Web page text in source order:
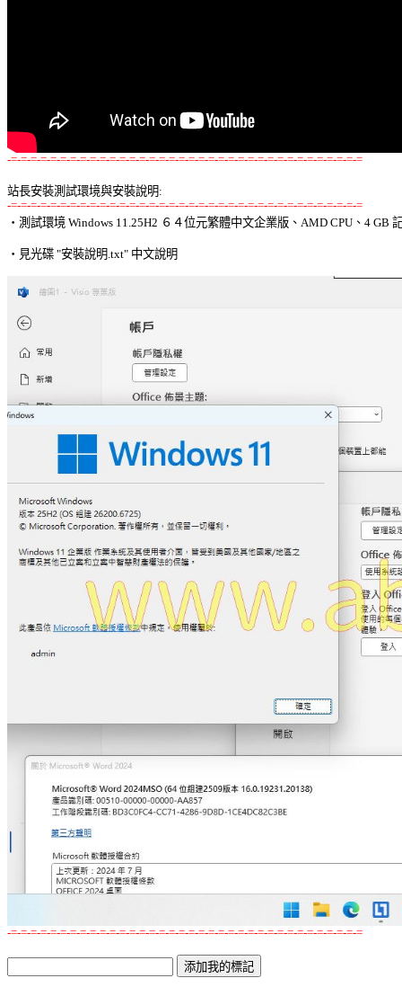
-=-=-=-=-=-=-=-=-=-=-=-=-=-=-=-=-=-=-=-=-=-=-=-=-=-=-=-=-=-=-=-=-=-=-=-=
站長安裝測試環境與安裝說明:
-=-=-=-=-=-=-=-=-=-=-=-=-=-=-=-=-=-=-=-=-=-=-=-=-=-=-=-=-=-=-=-=-=-=-=-=
‧測試環境 Windows 11.25H2 ６４位元繁體中文企業版、AMD CPU、4 GB
‧見光碟 "安裝說明.txt" 中文說明
-=-=-=-=-=-=-=-=-=-=-=-=-=-=-=-=-=-=-=-=-=-=-=-=-=-=-=-=-=-=-=-=-=-=-=-=